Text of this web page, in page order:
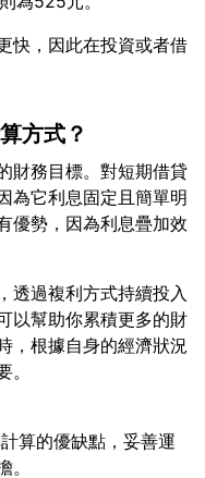
快，因此在投資或者借
方式？
財務目標。對短期借貸
為它利息固定且簡單明
優勢，因為利息疊加效
透過複利方式持續投入
以幫助你累積更多的財
，根據自身的經濟狀況
算的優缺點，妥善運